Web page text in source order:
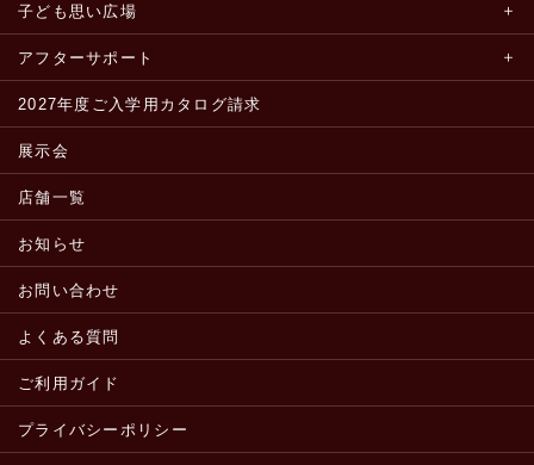
子ども思い広場
アフターサポート
2027年度ご入学用カタログ請求
展示会
店舗一覧
お知らせ
お問い合わせ
よくある質問
ご利用ガイド
プライバシーポリシー